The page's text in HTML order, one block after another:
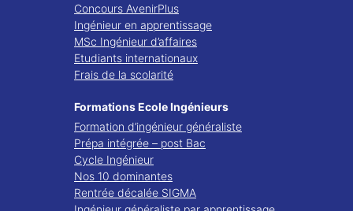
Concours AvenirPlus
Ingénieur en apprentissage
MSc Ingénieur d’affaires
Etudiants internationaux
Frais de la scolarité
Formations Ecole Ingénieurs
Formation d’ingénieur généraliste
Prépa intégrée – post Bac
Cycle Ingénieur
Nos 10 dominantes
Rentrée décalée SIGMA